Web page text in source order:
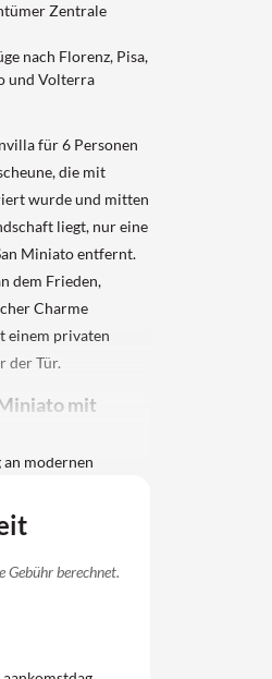
Zentrale
nach Florenz, Pisa,
und Volterra
für 6 Personen
die mit
wurde und mitten
liegt, nur eine
Miniato entfernt.
dem Frieden,
Charme
einem privaten
der Tür.
mit
modernen
viel Platz für
Schlafzimmern und
gibt es
Fenstern und
sich die moderne
Gebühr berechnet.